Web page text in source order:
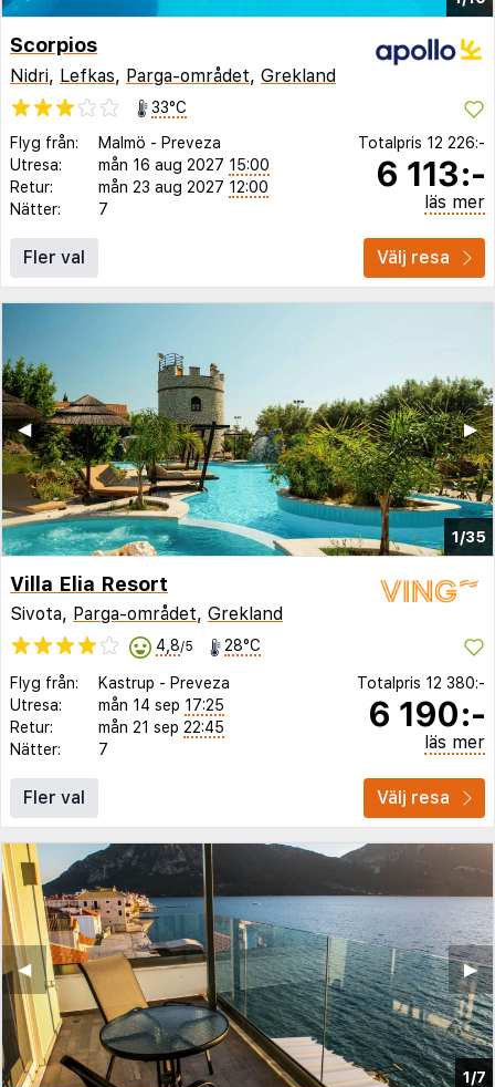
Scorpios
Nidri, Lefkas, Parga-området, Grekland
33°C
Flyg från:
Malmö - Preveza
Utresa:
mån 16 aug 2027 15:00
Retur:
mån 23 aug 2027 12:00
Nätter:
7
Totalpris 12 226:-
6 113:-
läs mer
Fler val Välj resa
1/35
▶︎
◀︎
Villa Elia Resort
Sivota, Parga-området, Grekland
4,8/5 28°C
Flyg från: Kastrup - Preveza
Utresa:
mån 14 sep 17:25
Retur:
mån 21 sep 22:45
Nätter:
7
Totalpris 12 380:-
6 190:-
läs mer
Fler val Välj resa
1/7
▶︎
◀︎